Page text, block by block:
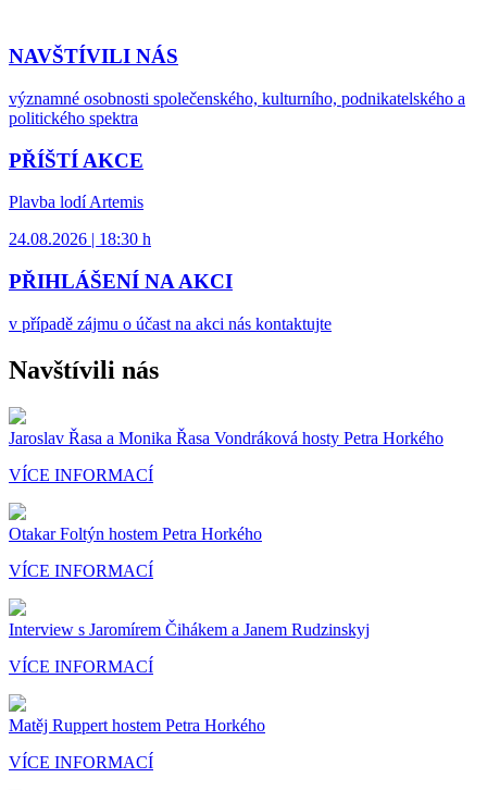
NAVŠTÍVILI NÁS
významné osobnosti společenského, kulturního, podnikatelského a
politického spektra
PŘÍŠTÍ AKCE
Plavba lodí Artemis
24.08.2026 | 18:30 h
PŘIHLÁŠENÍ NA AKCI
v případě zájmu o účast na akci nás kontaktujte
Navštívili nás
Jaroslav Řasa a Monika Řasa Vondráková hosty Petra Horkého
VÍCE INFORMACÍ
Otakar Foltýn hostem Petra Horkého
VÍCE INFORMACÍ
Interview s Jaromírem Čihákem a Janem Rudzinskyj
VÍCE INFORMACÍ
Matěj Ruppert hostem Petra Horkého
VÍCE INFORMACÍ